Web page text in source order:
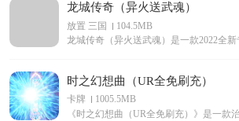
龙城传奇（异火送武魂）
放置 三国
104.5MB
龙城传奇（异火送武魂）是一款2022全新
时之幻想曲（UR全免刷充）
卡牌
1005.5MB
《时之幻想曲（UR全免刷充）》是一款